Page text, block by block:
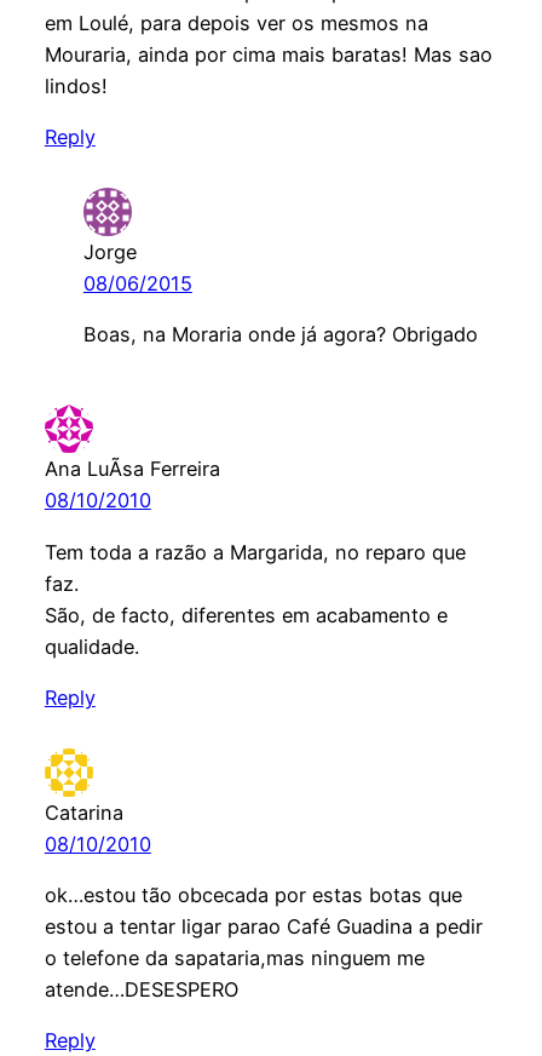
em Loulé, para depois ver os mesmos na
Mouraria, ainda por cima mais baratas! Mas sao
lindos!
Reply
Jorge
08/06/2015
Boas, na Moraria onde já agora? Obrigado
Ana LuÃ­sa Ferreira
08/10/2010
Tem toda a razão a Margarida, no reparo que
faz.
São, de facto, diferentes em acabamento e
qualidade.
Reply
Catarina
08/10/2010
ok…estou tão obcecada por estas botas que
estou a tentar ligar parao Café Guadina a pedir
o telefone da sapataria,mas ninguem me
atende…DESESPERO
Reply